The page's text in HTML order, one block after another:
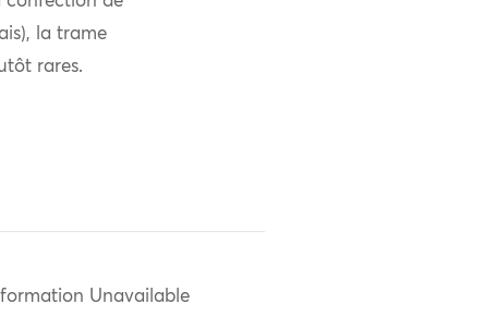
la trame
rares.
Unavailable